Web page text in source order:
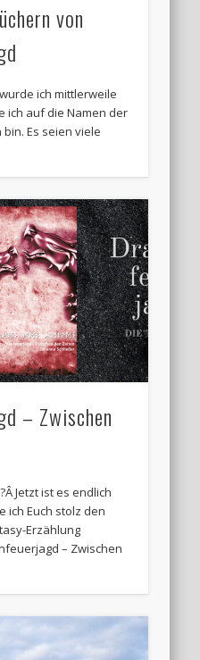
von
ich mittlerweile
ich auf die Namen der
Es seien viele
– Zwischen
Jetzt ist es endlich
ich Euch stolz den
Erzählung
– Zwischen